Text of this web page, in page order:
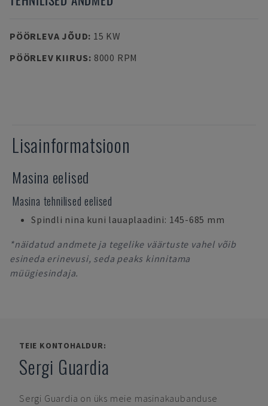
PÖÖRLEVA JÕUD: 15 KW
PÖÖRLEV KIIRUS: 8000 RPM
Lisainformatsioon
Masina eelised
Masina tehnilised eelised
Spindli nina kuni lauaplaadini: 145-685 mm
*näidatud andmete ja tegelike väärtuste vahel võib
esineda erinevusi, seda peaks kinnitama
müügiesindaja.
TEIE KONTOHALDUR:
Sergi Guardia
Sergi Guardia on üks meie masinakaubanduse